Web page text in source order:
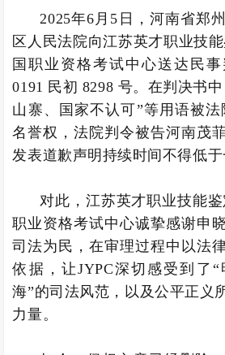
2025年6月5日，河南省郑
区人民法院向江苏英才职业技
国职业资格考试中心送达民事
0191 民初 8298 号。在判决书中
山寨、国家不认可”等用语被法
名誉权，法院判令被告河南茂
发表道歉声明持续时间不得低于
对此，江苏英才职业技能鉴
职业资格考试中心诚挚感谢申
司法为民，在审理过程中以法
依据，让JYPC深切感受到了
海”的司法风范，以及公平正义
力量。